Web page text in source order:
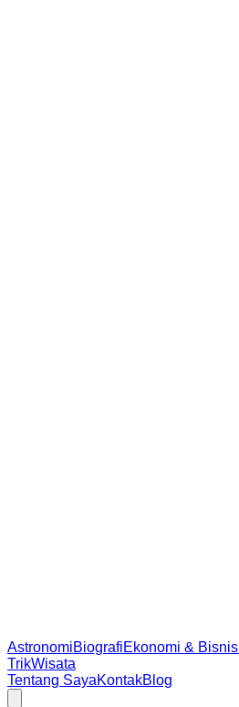
AstronomiBiografiEkonomi & Bisnis
TrikWisata
Tentang SayaKontakBlog